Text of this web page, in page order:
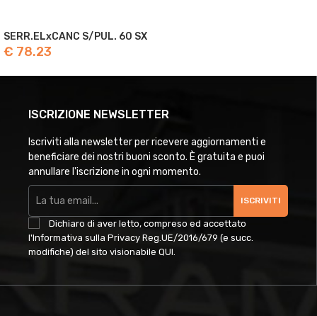
SERR.ELxCANC S/PUL. 60 SX
€ 78.23
ISCRIZIONE NEWSLETTER
Iscriviti alla newsletter per ricevere aggiornamenti e
beneficiare dei nostri buoni sconto. È gratuita e puoi
annullare l'iscrizione in ogni momento.
ISCRIVITI
Dichiaro di aver letto, compreso ed accettato
l'Informativa sulla Privacy Reg.UE/2016/679 (e succ.
modifiche) del sito visionabile QUI